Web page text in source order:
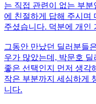
는 직접 관련이 없는 부
에 친절하게 답해 주시며
주셨습니다. 덕분에 개인
그동안 만났던 딜러분들
우가 많았는데, 박문호
좋은 선택인지 먼저 생각
작은 부분까지 세심하게
니다.